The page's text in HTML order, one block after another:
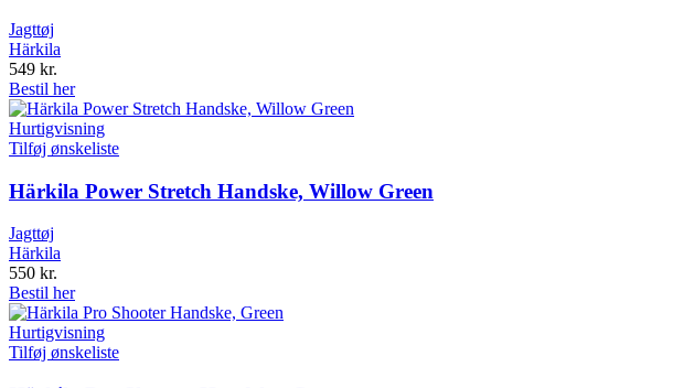
Jagttøj
Härkila
549 kr.
Bestil her
Hurtigvisning
Tilføj ønskeliste
Härkila Power Stretch Handske, Willow Green
Jagttøj
Härkila
550 kr.
Bestil her
Hurtigvisning
Tilføj ønskeliste